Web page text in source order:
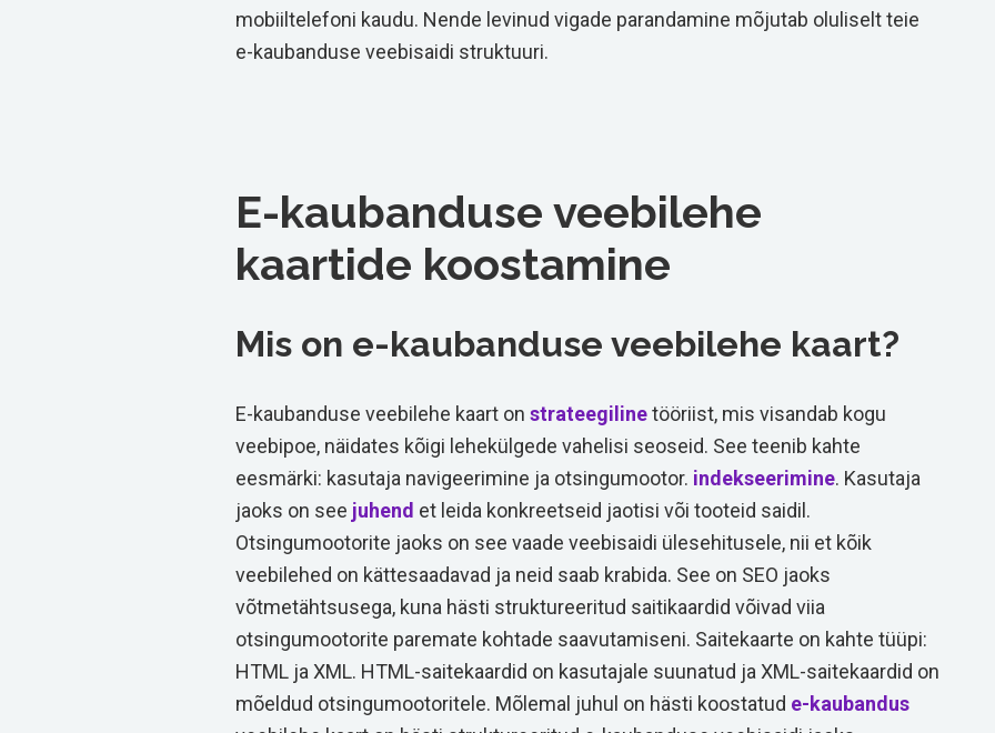
mobiiltelefoni kaudu. Nende levinud vigade parandamine mõjutab oluliselt teie
e-kaubanduse veebisaidi struktuuri.
E-kaubanduse veebilehe
kaartide koostamine
Mis on e-kaubanduse veebilehe kaart?
E-kaubanduse veebilehe kaart on strateegilinetööriist, mis visandab kogu
veebipoe, näidates kõigi lehekülgede vahelisi seoseid. See teenib kahte
eesmärki: kasutaja navigeerimine ja otsingumootor. indekseerimine. Kasutaja
jaoks on see juhend et leida konkreetseid jaotisi või tooteid saidil.
Otsingumootorite jaoks on see vaade veebisaidi ülesehitusele, nii et kõik
veebilehed on kättesaadavad ja neid saab krabida. See on SEO jaoks
võtmetähtsusega, kuna hästi struktureeritud saitikaardid võivad viia
otsingumootorite paremate kohtade saavutamiseni. Saitekaarte on kahte tüüpi:
HTML ja XML. HTML-saitekaardid on kasutajale suunatud ja XML-saitekaardid on
mõeldud otsingumootoritele. Mõlemal juhul on hästi koostatud e-kaubandus